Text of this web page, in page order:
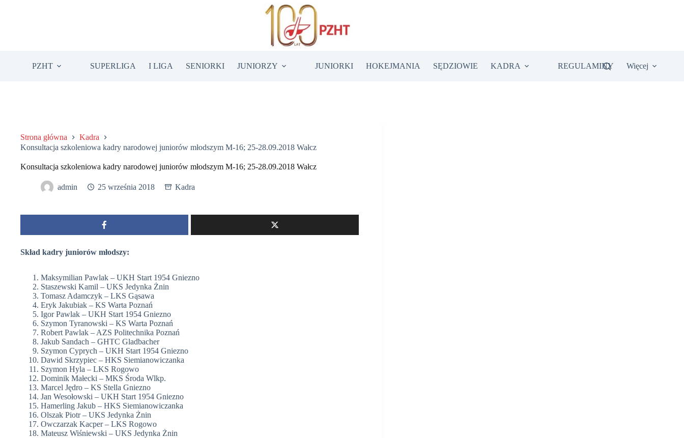
PZHT SUPERLIGA I LIGA SENIORKI JUNIORZY JUNIORKI HOKEJMANIA SĘDZIOWIE KADRA REGULAMINY Więcej
Strona główna
Kadra
Konsultacja szkoleniowa kadry narodowej juniorów młodszym M-16; 25-28.09.2018 Wałcz
Konsultacja szkoleniowa kadry narodowej juniorów młodszym M-16; 25-28.09.2018 Wałcz
admin 25 września 2018 Kadra
Skład kadry juniorów młodszy:
Maksymilian Pawlak – UKH Start 1954 Gniezno
Staszewski Kamil – UKS Jedynka Żnin
Tomasz Adamczyk – LKS Gąsawa
Eryk Jakubiak – KS Warta Poznań
Igor Pawlak – UKH Start 1954 Gniezno
Szymon Tyranowski – KS Warta Poznań
Robert Pawlak – AZS Politechnika Poznań
Jakub Sandach – GHTC Gladbacher
Szymon Cyprych – UKH Start 1954 Gniezno
Dawid Skrzypiec – HKS Siemianowiczanka
Szymon Hyla – LKS Rogowo
Dominik Małecki – MKS Środa Wlkp.
Marcel Jędro – KS Stella Gniezno
Jan Wesołowski – UKH Start 1954 Gniezno
Hamerling Jakub – HKS Siemianowiczanka
Olszak Piotr – UKS Jedynka Żnin
Owczarzak Kacper – LKS Rogowo
Mateusz Wiśniewski – UKS Jedynka Żnin